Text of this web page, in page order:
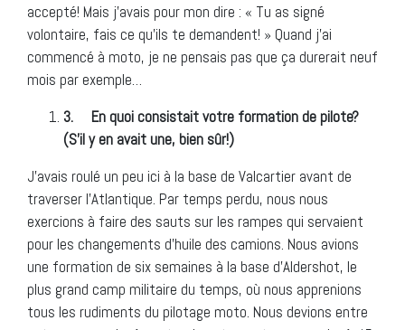
accepté! Mais j’avais pour mon dire : « Tu as signé
volontaire, fais ce qu’ils te demandent! » Quand j’ai
commencé à moto, je ne pensais pas que ça durerait neuf
mois par exemple…
3. En quoi consistait votre formation de pilote?
(S’il y en avait une, bien sûr!)
J’avais roulé un peu ici à la base de Valcartier avant de
traverser l’Atlantique. Par temps perdu, nous nous
exercions à faire des sauts sur les rampes qui servaient
pour les changements d’huile des camions. Nous avions
une formation de six semaines à la base d’Aldershot, le
plus grand camp militaire du temps, où nous apprenions
tous les rudiments du pilotage moto. Nous devions entre